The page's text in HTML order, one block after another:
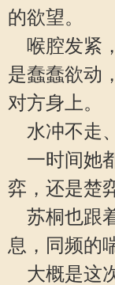
的欲望。
喉腔发紧
是蠢蠢欲动
对方身上。
水冲不走
一时间她
弈，还是楚
苏桐也跟
息，同频
大概是这